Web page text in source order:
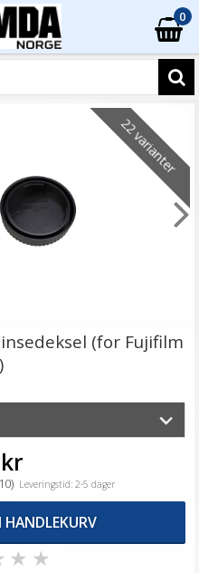
0
22 varianter
(for Fujifilm
Leveringstid: 2-5 dager
HANDLEKURV
★ ★